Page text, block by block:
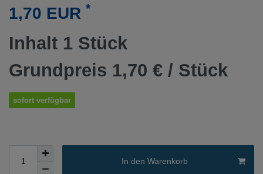
1,70 EUR *
Inhalt 1 Stück
Grundpreis 1,70 € / Stück
sofort verfügbar
In den Warenkorb